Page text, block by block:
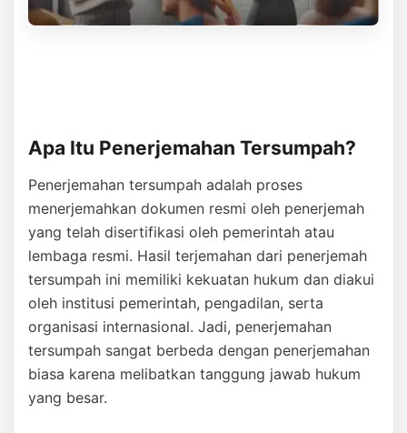
Apa Itu Penerjemahan Tersumpah?
Penerjemahan tersumpah adalah proses
menerjemahkan dokumen resmi oleh penerjemah
yang telah disertifikasi oleh pemerintah atau
lembaga resmi. Hasil terjemahan dari penerjemah
tersumpah ini memiliki kekuatan hukum dan diakui
oleh institusi pemerintah, pengadilan, serta
organisasi internasional. Jadi, penerjemahan
tersumpah sangat berbeda dengan penerjemahan
biasa karena melibatkan tanggung jawab hukum
yang besar.